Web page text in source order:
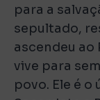
para a
sepultado,
ascendeu ao
vive para
povo. Ele é